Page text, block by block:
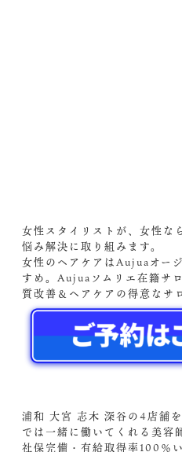
女性スタイリストが、女性な
悩み解決に取り組みます。
女性のヘアケアはAujuaオー
すめ。Aujuaソムリエ在籍サ
質改善＆ヘアケアの得意なサ
浦和 大宮 志木 深谷の4店舗
では一緒に働いてくれる美容
社保完備・有給取得率100％